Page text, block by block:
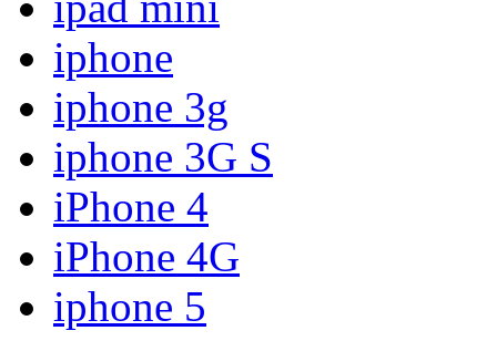
iphone
iphone 3g
iphone 3G S
iPhone 4
iPhone 4G
iphone 5